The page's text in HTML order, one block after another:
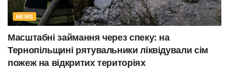
NEWS
Масштабні займання через спеку: на
Тернопільщині рятувальники ліквідували сім
пожеж на відкритих територіях